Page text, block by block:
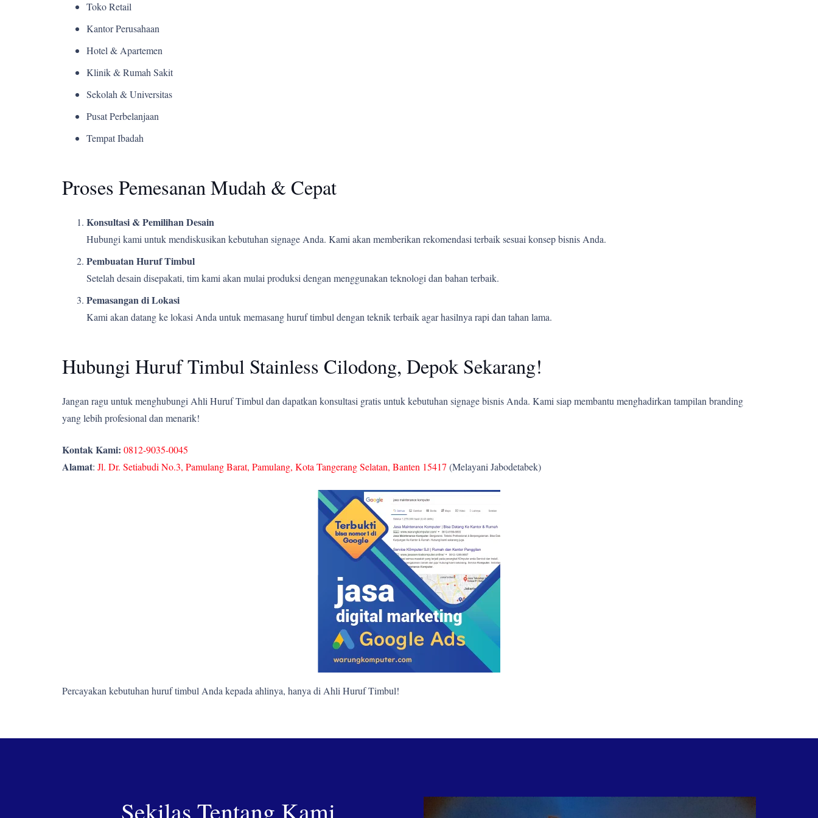
Toko Retail
Kantor Perusahaan
Hotel & Apartemen
Klinik & Rumah Sakit
Sekolah & Universitas
Pusat Perbelanjaan
Tempat Ibadah
Proses Pemesanan Mudah & Cepat
Konsultasi & Pemilihan Desain
Hubungi kami untuk mendiskusikan kebutuhan signage Anda. Kami akan memberikan rekomendasi terbaik sesuai konsep bisnis Anda.
Pembuatan Huruf Timbul
Setelah desain disepakati, tim kami akan mulai produksi dengan menggunakan teknologi dan bahan terbaik.
Pemasangan di Lokasi
Kami akan datang ke lokasi Anda untuk memasang huruf timbul dengan teknik terbaik agar hasilnya rapi dan tahan lama.
Hubungi Huruf Timbul Stainless Cilodong, Depok Sekarang!
Jangan ragu untuk menghubungi Ahli Huruf Timbul dan dapatkan konsultasi gratis untuk kebutuhan signage bisnis Anda. Kami siap membantu menghadirkan tampilan branding
yang lebih profesional dan menarik!
Kontak Kami: 0812-9035-0045
Alamat: Jl. Dr. Setiabudi No.3, Pamulang Barat, Pamulang, Kota Tangerang Selatan, Banten 15417 (Melayani Jabodetabek)
Percayakan kebutuhan huruf timbul Anda kepada ahlinya, hanya di Ahli Huruf Timbul!
Sekilas Tentang Kami